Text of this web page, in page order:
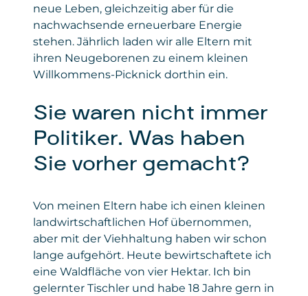
neue Leben, gleichzeitig aber für die
nachwachsende erneuerbare Energie
stehen. Jährlich laden wir alle Eltern mit
ihren Neugeborenen zu einem kleinen
Willkommens-Picknick dorthin ein.
Sie waren nicht immer
Politiker. Was haben
Sie vorher gemacht?
Von meinen Eltern habe ich einen kleinen
landwirtschaftlichen Hof übernommen,
aber mit der Viehhaltung haben wir schon
lange aufgehört. Heute bewirtschaftete ich
eine Waldfläche von vier Hektar. Ich bin
gelernter Tischler und habe 18 Jahre gern in